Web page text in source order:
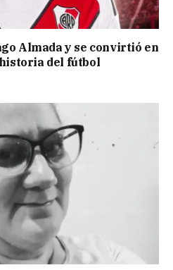
Almada y se convirtió en
del fútbol